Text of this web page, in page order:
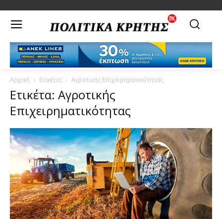
Αρχική Ετικέτες Αγροτικής Επιχειρηματικότητας
Ετικέτα: Αγροτικής
Επιχειρηματικότητας